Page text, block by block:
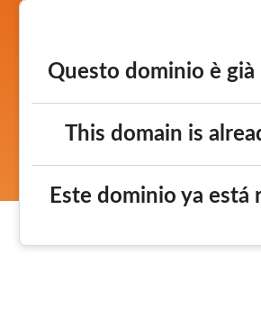
Questo dominio è
This domain is
Este dominio ya está